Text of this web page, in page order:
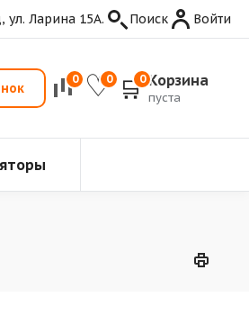
Ларина 15А. Поиск Войти
0 0 0 Корзина
пуста